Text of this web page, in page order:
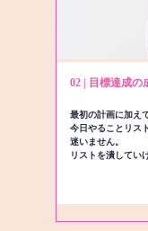
02 | 目標達成の
最初の計画に加え
今日やることリス
迷いません。
リストを潰してい